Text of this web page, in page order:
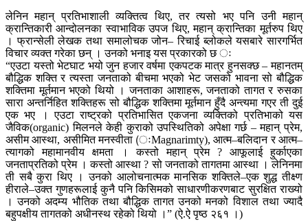
लेनिन महान् प्रतिभाशाली व्यक्तित्व थिए, तर त्यसो भए पनि उनी महान्
क्रान्तिकारी आन्दोलनका स्वाभाविक उपज थिए, महान् क्रान्तिका मूर्तरुप थिए
। फ्रान्सेली लेखक तथा समालोचक जोन– रिचाई ब्लोकले यसबारे सारगर्भित
विचार व्यक्त गरेका छन् । उनको भनाइ यस प्रकारको छ ः
“एउटा यस्तो भेटघाट भयो जुन हजार वर्षमा एकपटक मात्र हुनसक्छ – महानतम्
बौद्धिक शक्ति र त्यस्ता जनताको बीचमा भएको भेट जसको भावना सो बौद्धिक
शक्तिमा मूर्तमान भएको थियो । जनताका आशाहरू, जनताको तागत र रुसका
सारा अन्तर्निहित शक्तिहरू सो बौद्धिक शक्तिमा मूर्तमान हुँदै अन्त्यमा गएर ती दुई
एक भए । एउटा राष्ट्रको प्रतिभासित एकजना व्यक्तिको प्रतिभाको यस
जैविक(organic) मिलनले केही कुराको उपस्थितिको अपेक्षा गर्छ – महान् प्रेम,
असीम आस्था, असीमित मनस्वीता (ःMagnarimty), आत्म–बलिदान र आत्म–
त्यागको महामानवीय क्षमता । कस्तो महान् प्रेम ? आफूलाई हुर्काएका
जनताप्रतिको प्रेम । कस्तो आस्था ? सो जनताको तागतमा आस्था । लेनिनमा
ती सबै कुरा थिए । उनको आलोचनात्मक मानसिक शक्तिले–एक शुद्ध तीक्ष्ण
हीराले–उक्त गुणहरूलाई कुनै पनि किसिमको साधारणीकरणबाट सुरक्षित राख्यो
। उनको अदम्य भौतिक तथा बौद्धिक तागत उनको मनको विशाल तथा ज्यादै
बहुपक्षीय तागतको अधीनस्थ रहेको थियो ।” (ऐ.ऐ पृष्ठ २६१ ।)